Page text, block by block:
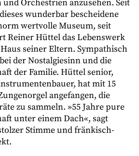
und Orchestrien anzusehen. Seit
wunderbar bescheidene
wertvolle Museum, seit
Reiner Hüttel das Lebenswerk
seiner Eltern. Sympathisch
der Nostalgiesinn und die
der Familie. Hüttel senior,
hat mit 15
angefangen, die
zu sammeln. »55 Jahre pure
unter einem Dach«, sagt
Stimme und fränkisch-